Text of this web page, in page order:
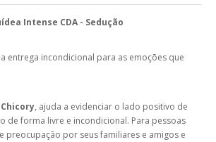
Intense CDA - Sedução
entrega incondicional para as emoções que
, ajuda a evidenciar o lado positivo de
de forma livre e incondicional. Para pessoas
preocupação por seus familiares e amigos e